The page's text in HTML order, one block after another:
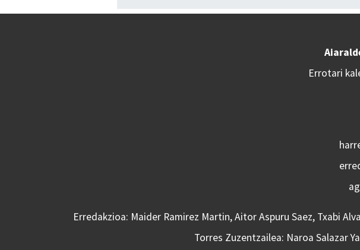
Errotari
Erredakzioa: Maider Ramirez Martin, Aitor Aspuru Saez, Txabi
Torres Zuzentzailea: Naroa Salazar